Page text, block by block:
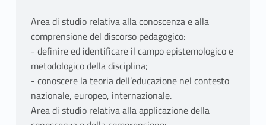
Area di studio relativa alla conoscenza e alla
comprensione del discorso pedagogico:
- definire ed identificare il campo epistemologico e
metodologico della disciplina;
- conoscere la teoria dell’educazione nel contesto
nazionale, europeo, internazionale.
Area di studio relativa alla applicazione della